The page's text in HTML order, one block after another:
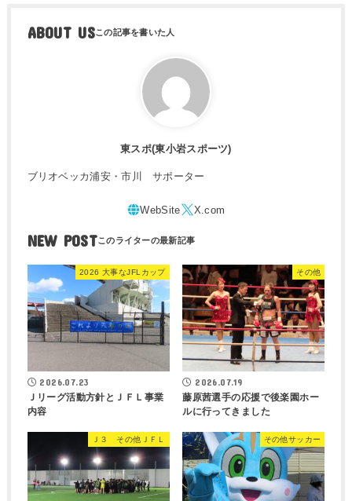
ABOUT US
東スポ(東小岩スポーツ)
ブリオベッカ浦安・市川 サポーター
NEW POST
2026 大事なJFLカップ
2026.07.23
Ｊリーグ活動方針とＪＦＬ事業
内容
その他
2026.07.19
藤原茜選手の応援で後楽園ホー
ルに行ってきました
Ｊ３ その他ＪＦＬ その他サッカー